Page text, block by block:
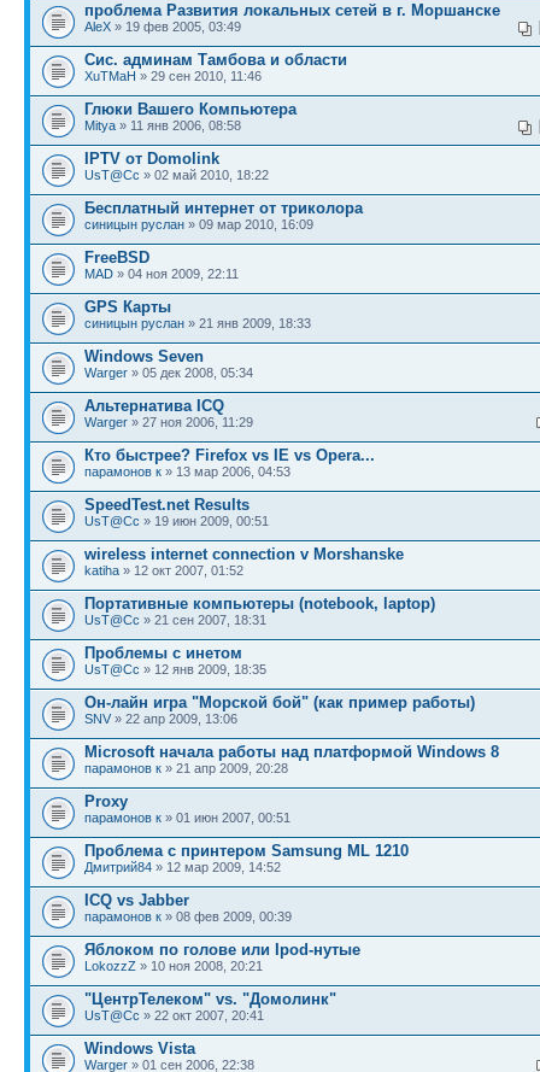
проблема Развития локальных сетей в г. Моршанске
AleX » 19 фев 2005, 03:49
Сис. админам Тамбова и области
XuTMaH » 29 сен 2010, 11:46
Глюки Вашего Компьютера
Mitya » 11 янв 2006, 08:58
IPTV от Domolink
UsT@Cc » 02 май 2010, 18:22
Бесплатный интернет от триколора
синицын руслан » 09 мар 2010, 16:09
FreeBSD
MAD » 04 ноя 2009, 22:11
GPS Карты
синицын руслан » 21 янв 2009, 18:33
Windows Seven
Warger » 05 дек 2008, 05:34
Альтернатива ICQ
Warger » 27 ноя 2006, 11:29
Кто быстрее? Firefox vs IE vs Opera...
парамонов к » 13 мар 2006, 04:53
SpeedTest.net Results
UsT@Cc » 19 июн 2009, 00:51
wireless internet connection v Morshanske
katiha » 12 окт 2007, 01:52
Портативные компьютеры (notebook, laptop)
UsT@Cc » 21 сен 2007, 18:31
Проблемы с инетом
UsT@Cc » 12 янв 2009, 18:35
Он-лайн игра "Морской бой" (как пример работы)
SNV » 22 апр 2009, 13:06
Microsoft начала работы над платформой Windows 8
парамонов к » 21 апр 2009, 20:28
Proxy
парамонов к » 01 июн 2007, 00:51
Проблема с принтером Samsung ML 1210
Дмитрий84 » 12 мар 2009, 14:52
ICQ vs Jabber
парамонов к » 08 фев 2009, 00:39
Яблоком по голове или Ipod-нутые
LokozzZ » 10 ноя 2008, 20:21
"ЦентрТелеком" vs. "Домолинк"
UsT@Cc » 22 окт 2007, 20:41
Windows Vista
Warger » 01 сен 2006, 22:38